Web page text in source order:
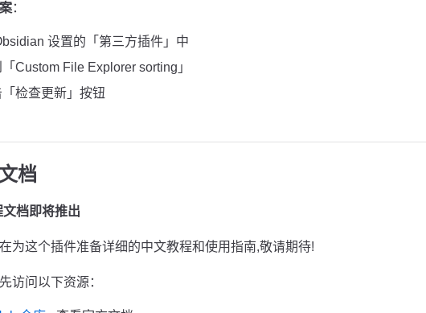
：
设置的「第三方插件」中
Custom File Explorer sorting」
「检查更新」按钮
档
文档即将推出
为这个插件准备详细的中文教程和使用指南,敬请期待!
访问以下资源：